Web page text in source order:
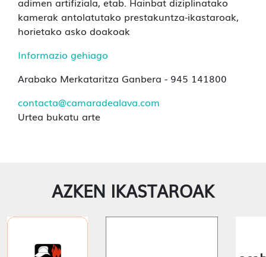
kamerak antolatutako prestakuntza-ikastaroak,
horietako asko doakoak
Informazio gehiago
Arabako Merkataritza Ganbera - 945 141800
contacta@camaradealava.com
Urtea bukatu arte
AZKEN IKASTAROAK